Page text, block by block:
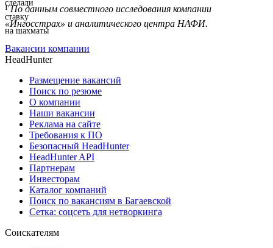
¹По данным совместного исследования компании
«Ингосстрах» и аналитического центра НАФИ.
Вакансии компании
HeadHunter
Размещение вакансий
Поиск по резюме
О компании
Наши вакансии
Реклама на сайте
Требования к ПО
Безопасный HeadHunter
HeadHunter API
Партнерам
Инвесторам
Каталог компаний
Поиск по вакансиям в Багаевской
Сетка: соцсеть для нетворкинга
Соискателям